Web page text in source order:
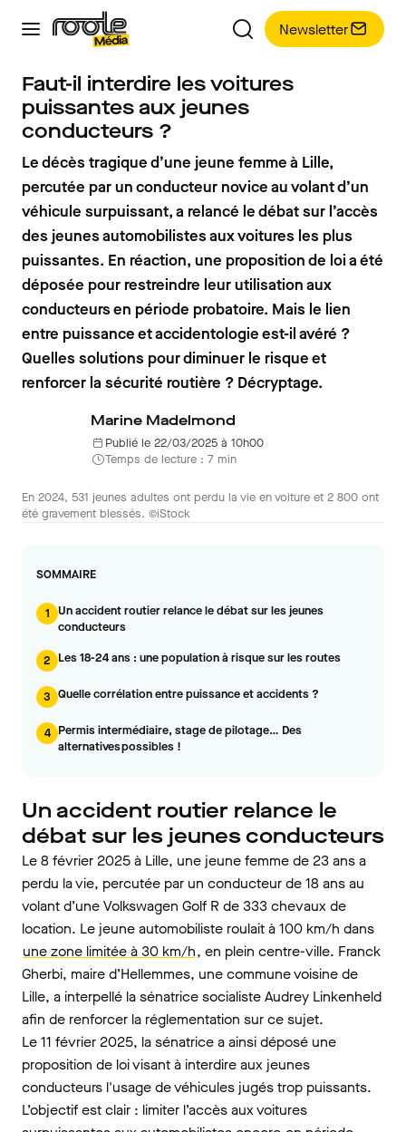
Newsletter
Faut-il interdire les voitures
puissantes aux jeunes
conducteurs ?
Le décès tragique d’une jeune femme à Lille,
percutée par un conducteur novice au volant d’un
véhicule surpuissant, a relancé le débat sur l’accès
des jeunes automobilistes aux voitures les plus
puissantes. En réaction, une proposition de loi a été
déposée pour restreindre leur utilisation aux
conducteurs en période probatoire. Mais le lien
entre puissance et accidentologie est-il avéré ?
Quelles solutions pour diminuer le risque et
renforcer la sécurité routière ? Décryptage.
Marine Madelmond
Publié le 22/03/2025 à 10h00
Temps de lecture : 7 min
En 2024, 531 jeunes adultes ont perdu la vie en voiture et 2 800 ont
été gravement blessés. ©iStock
SOMMAIRE
1
Un accident routier relance le débat sur les jeunes
conducteurs
2 Les 18-24 ans : une population à risque sur les routes
3 Quelle corrélation entre puissance et accidents ?
4 Permis intermédiaire, stage de pilotage… Des
alternatives possibles !
Un accident routier relance le
débat sur les jeunes conducteurs
Le 8 février 2025 à Lille, une jeune femme de 23 ans a
perdu la vie, percutée par un conducteur de 18 ans au
volant d’une Volkswagen Golf R de 333 chevaux de
location. Le jeune automobiliste roulait à 100 km/h dans
une zone limitée à 30 km/h, en plein centre-ville. Franck
Gherbi, maire d’Hellemmes, une commune voisine de
Lille, a interpellé la sénatrice socialiste Audrey Linkenheld
afin de renforcer la réglementation sur ce sujet.
Le 11 février 2025, la sénatrice a ainsi déposé une
proposition de loi visant à interdire aux jeunes
conducteurs l'usage de véhicules jugés trop puissants.
L’objectif est clair : limiter l’accès aux voitures